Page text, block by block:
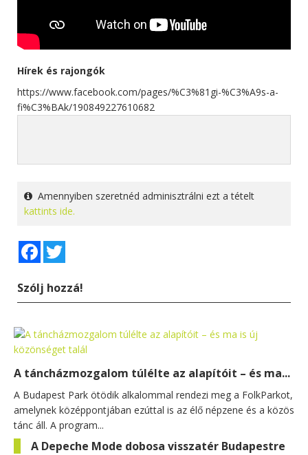
Hírek és rajongók
https://www.facebook.com/pages/%C3%81gi-%C3%A9s-a-
fi%C3%BAk/190849227610682
Amennyiben szeretnéd adminisztrálni ezt a tételt
kattints ide.
Facebook
Szólj hozzá!
A táncházmozgalom túlélte az alapítóit – és ma...
A Budapest Park ötödik alkalommal rendezi meg a FolkParkot,
amelynek középpontjában ezúttal is az élő népzene és a közös
tánc áll. A program...
A Depeche Mode dobosa visszatér Budapestre